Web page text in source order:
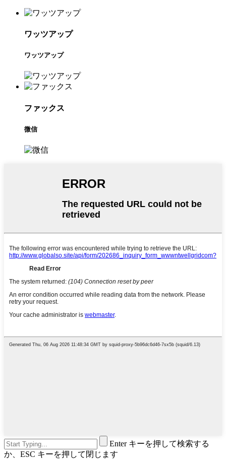
ワッツアップ
ワッツアップ
ファックス
微信
Enter キーを押して検索する
か、ESC キーを押して閉じます